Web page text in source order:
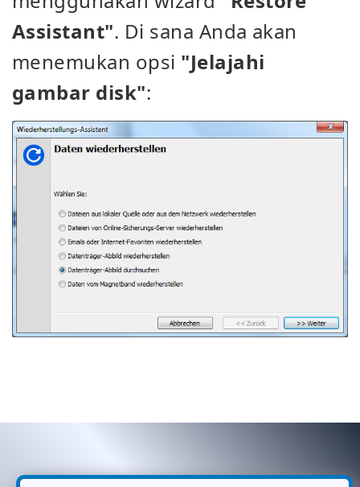
Assistant". Di sana Anda akan
menemukan opsi "Jelajahi
gambar disk":